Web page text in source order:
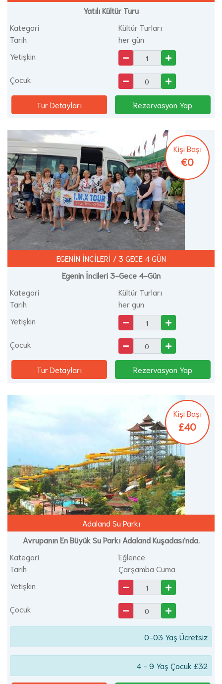
Yatılı Kültür Turu
Kategori
Kültür Turları
Tarih
her gün
Yetişkin
Çocuk
Tur Detayları Rezervasyon Yap
EGENİN İNCİLERİ / 3 GECE 4 GÜN
Egenin İncileri 3-Gece 4-Gün
Kişi Başı
€0
Kategori
Kültür Turları
Tarih
her gun
Yetişkin
Çocuk
Tur Detayları Rezervasyon Yap
Adaland Su Parkı
Avrupanın En Büyük Su Parkı Adaland Kuşadası'nda.
Kişi Başı
£40
Kategori
Eğlence
Tarih
Çarşamba Cuma
Yetişkin
Çocuk
0-03 Yaş Ücretsiz
4 - 9 Yaş Çocuk £32